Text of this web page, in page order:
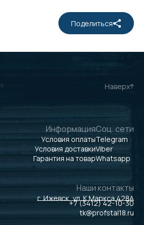
Поделиться
Наверх
Информация
Условия оплаты
Условия доставки
Гарантия на товар
Соц. сети
Telegram
Viber
Whatsapp
Наши контакты
г. Ижевск, ул. К.Маркса 428А
+7 (3412) 42-10-30
tk@profstal18.ru